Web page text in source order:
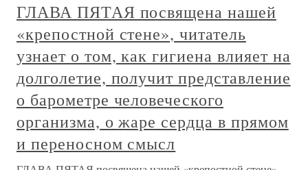
ГЛАВА ПЯТАЯ посвящена нашей
«крепостной стене», читатель
узнает о том, как гигиена влияет на
долголетие, получит представление
о барометре человеческого
организма, о жаре сердца в прямом
и переносном смысл